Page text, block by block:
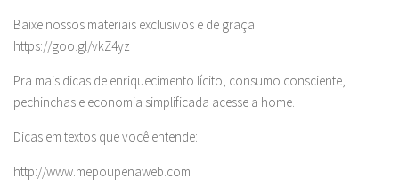
Baixe nossos materiais exclusivos e de graça:
https://goo.gl/vkZ4yz
Pra mais dicas de enriquecimento lícito, consumo consciente,
pechinchas e economia simplificada acesse a home.
Dicas em textos que você entende:
http://www.mepoupenaweb.com